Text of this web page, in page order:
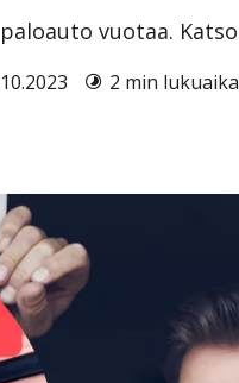
vuotaa. Katso
2 min lukuaika